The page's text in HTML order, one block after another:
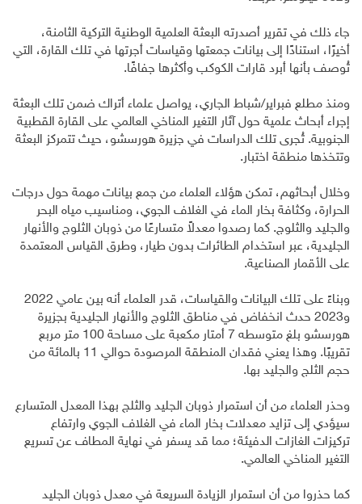
جاء ذلك في تقرير أصدرته البعثة العلمية الوطنية التركية الثامنة،
أخيرًا، استنادًا إلى بيانات جمعتها وقياسات أجرتها في تلك القارة، التي
تُوصف بأنها أبرد قارات الكوكب وأكثرها جفافًا.
ومنذ مطلع فبراير/شباط الجاري، يواصل علماء أتراك ضمن تلك البعثة
إجراء أبحاث علمية حول آثار التغير المناخي العالمي على القارة القطبية
الجنوبية. تُجرى تلك الدراسات في جزيرة هورسشو، حيث تتمركز البعثة
وتتخذها منطقة اختبار.
وخلال أبحاثهم، تمكن هؤلاء العلماء من جمع بيانات مهمة حول درجات
الحرارة، وكثافة بخار الماء في الغلاف الجوي، ومناسيب مياه البحر
والجليد والثلوج. كما رصدوا معدلاً متسارعًا من ذوبان الثلوج والأنهار
الجليدية، عبر استخدام الطائرات بدون طيار، وطرق القياس المعتمدة
على الأقمار الصناعية.
وبناءً على تلك البيانات والقياسات، قدر العلماء أنه بين عامي 2022
و2023 حدث انخفاض في مناطق الثلوج والأنهار الجليدية بجزيرة
هورسشو بلغ متوسطه 7 أمتار مكعبة على مساحة 100 متر مربع
تقريبًا. وهذا يعني فقدان المنطقة المرصودة حوالي 11 بالمائة من
حجم الثلج والجليد بها.
وحذر العلماء من أن استمرار ذوبان الجليد والثلج بهذا المعدل المتسارع
سيؤدي إلى تزايد معدلات بخار الماء في الغلاف الجوي وارتفاع
تركيزات الغازات الدفيئة؛ مما قد يسفر في نهاية المطاف عن تسريع
التغير المناخي العالمي.
كما حذروا من أن استمرار الزيادة السريعة في معدل ذوبان الجليد